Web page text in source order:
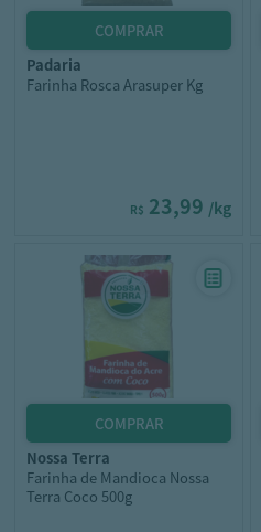
padaria
Farinha Rosca Arasuper Kg
R$ 23,99 /kg
nossa terra
Farinha de Mandioca Nossa
Terra Coco 500g